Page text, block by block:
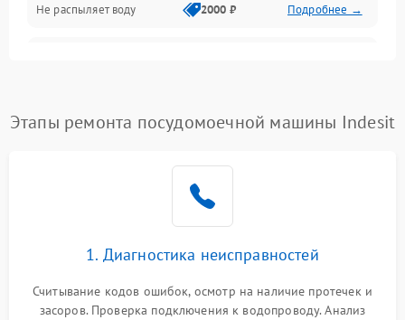
Не распыляет воду 2000 ₽ Подробнее →
воды
1800 ₽ Подробнее →
Проблемы с
Этапы ремонта посудомоечной машины Indesit
1. Диагностика неисправностей
Считывание кодов ошибок, осмотр на наличие протечек и
засоров. Проверка подключения к водопроводу. Анализ